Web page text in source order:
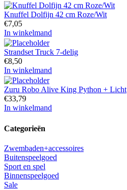
Knuffel Dolfijn 42 cm Roze/Wit
€7,05
In winkelmand
Strandset Truck 7-delig
€8,50
In winkelmand
Zuru Robo Alive King Python + Licht
€33,79
In winkelmand
Categorieën
Zwembaden+accessoires
Buitenspeelgoed
Sport en spel
Binnenspeelgoed
Sale